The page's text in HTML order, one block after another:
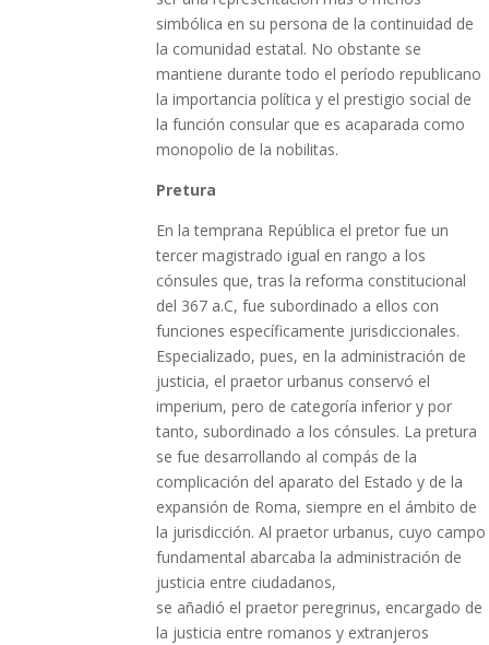
simbólica en su persona de la continuidad de
la comunidad estatal. No obstante se
mantiene durante todo el período republicano
la importancia política y el prestigio social de
la función consular que es acaparada como
monopolio de la nobilitas.
Pretura
En la temprana República el pretor fue un
tercer magistrado igual en rango a los
cónsules que, tras la reforma constitucional
del 367 a.C, fue subordinado a ellos con
funciones específicamente jurisdiccionales.
Especializado, pues, en la administración de
justicia, el praetor urbanus conservó el
imperium, pero de categoría inferior y por
tanto, subordinado a los cónsules. La pretura
se fue desarrollando al compás de la
complicación del aparato del Estado y de la
expansión de Roma, siempre en el ámbito de
la jurisdicción. Al praetor urbanus, cuyo campo
fundamental abarcaba la administración de
justicia entre ciudadanos,
se añadió el praetor peregrinus, encargado de
la justicia entre romanos y extranjeros